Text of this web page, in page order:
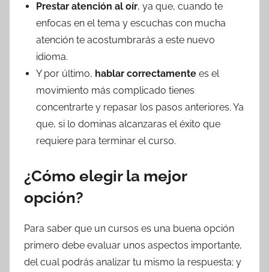
Prestar atención al oír, ya que, cuando te
enfocas en el tema y escuchas con mucha
atención te acostumbrarás a este nuevo
idioma.
Y por último, hablar correctamente es el
movimiento más complicado tienes
concentrarte y repasar los pasos anteriores. Ya
que, si lo dominas alcanzaras el éxito que
requiere para terminar el curso.
¿Cómo elegir la mejor
opción?
Para saber que un cursos es una buena opción
primero debe evaluar unos aspectos importante,
del cual podrás analizar tu mismo la respuesta; y